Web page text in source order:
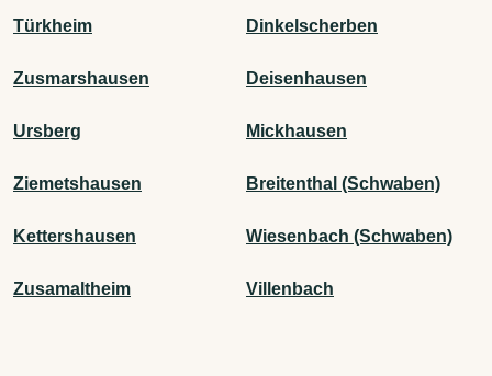
Türkheim Dinkelscherben
Zusmarshausen Deisenhausen
Ursberg Mickhausen
Ziemetshausen Breitenthal (Schwaben)
Kettershausen Wiesenbach (Schwaben)
Zusamaltheim Villenbach